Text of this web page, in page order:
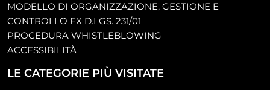
MODELLO DI ORGANIZZAZIONE, GESTIONE E
CONTROLLO EX D.LGS. 231/01
PROCEDURA WHISTLEBLOWING
ACCESSIBILITÀ
LE CATEGORIE PIÙ VISITATE